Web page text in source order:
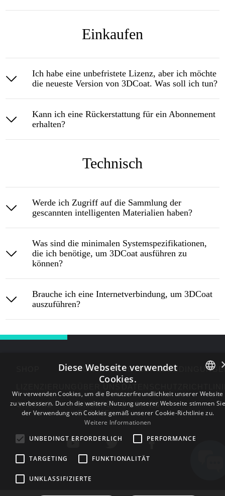
Einkaufen
Ich habe eine unbefristete Lizenz, aber ich möchte
die neueste Version von 3DCoat. Was soll ich tun?
Kann ich eine Rückerstattung für ein Abonnement
erhalten?
Technisch
Werde ich Zugriff auf die Sammlung der
gescannten intelligenten Materialien haben?
Was sind die minimalen Systemspezifikationen,
die ich benötige, um 3DCoat ausführen zu
können?
Brauche ich eine Internetverbindung, um 3DCoat
auszuführen?
GALERIE
KONTAKTE
UNSERE
STIMME
COOKIES
ENGLISH
CZECH
ESTONIAN
Diese Webseite verwendet
Cookies.
Wir verwenden Cookies, um die Benutzerfreundlichkeit unserer Website
zu verbessern. Durch die weitere Nutzung unserer Webseite stimmen Sie
der Verwendung von Cookies gemäß unserer Cookie-Richtlinie zu.
Weitere Informationen
UNBEDINGT ERFORDERLICH
PERFORMANCE
TARGETING FUNKTIONALITÄT
UNKLASSIFIZIERTE